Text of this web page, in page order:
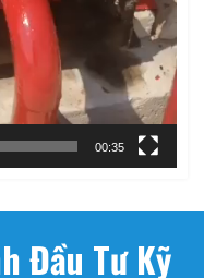
00:35
Đầu Tư Kỹ